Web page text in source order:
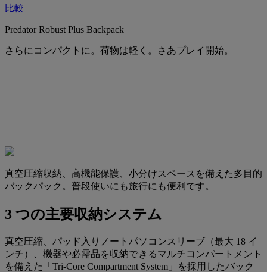
比較
Predator Robust Plus Backpack
さらにコンパクトに。荷物は軽く。さあプレイ開始。
真空圧縮収納、高機能保護、小分けスペースを備えた多目的
バックパック。普段使いにも旅行にも便利です。
3 つの主要収納システム
真空圧縮、パッド入りノートパソコンスリーブ（最大 18 イ
ンチ）、機器や必需品を収納できるマルチコンパートメント
を備えた「Tri-Core Compartment System」を採用したバック